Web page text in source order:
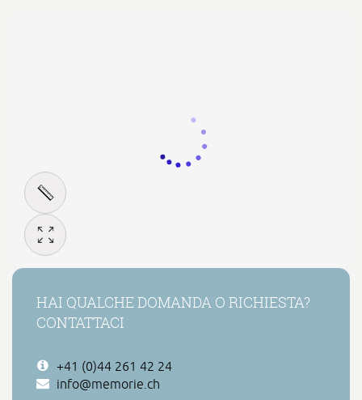
HAI QUALCHE DOMANDA O RICHIESTA?
CONTATTACI
+41 (0)44 261 42 24
info@memorie.ch